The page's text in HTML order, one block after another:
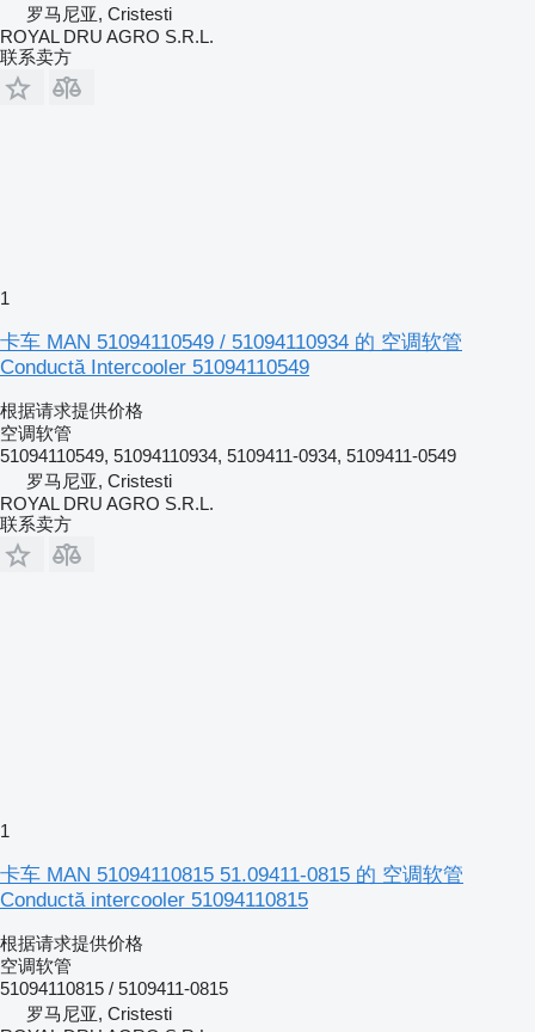
罗马尼亚, Cristesti
ROYAL DRU AGRO S.R.L.
联系卖方
1
卡车 MAN 51094110549 / 51094110934 的 空调软管
Conductă Intercooler 51094110549
根据请求提供价格
空调软管
51094110549, 51094110934, 5109411-0934, 5109411-0549
罗马尼亚, Cristesti
ROYAL DRU AGRO S.R.L.
联系卖方
1
卡车 MAN 51094110815 51.09411-0815 的 空调软管
Conductă intercooler 51094110815
根据请求提供价格
空调软管
51094110815 / 5109411-0815
罗马尼亚, Cristesti